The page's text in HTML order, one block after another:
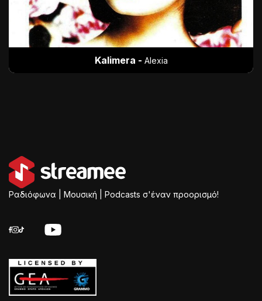
Kalimera - Alexia
Ραδιόφωνα | Μουσική | Podcasts σ'έναν προορισμό!